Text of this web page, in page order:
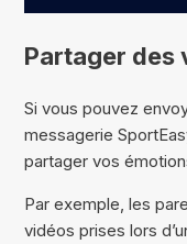
Partager des
Si vous pouvez
messagerie
partager vos
Par exemple, les
vidéos prises lors